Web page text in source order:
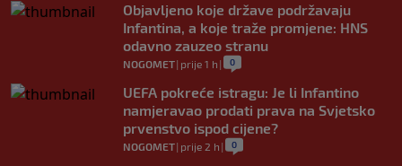
Objavljeno koje države podržavaju
Infantina, a koje traže promjene: HNS
odavno zauzeo stranu
NOGOMET| prije 1 h | 0
UEFA pokreće istragu: Je li Infantino
namjeravao prodati prava na Svjetsko
prvenstvo ispod cijene?
NOGOMET| prije 2 h | 0